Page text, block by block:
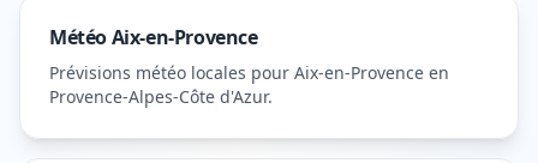
MétéoAix-en-Provence
Prévisions météo locales pour Aix-en-Provence en
Provence-Alpes-Côte d'Azur.